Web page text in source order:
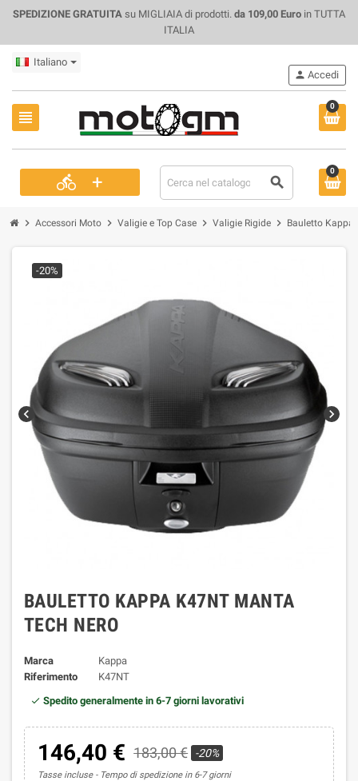
SPEDIZIONE GRATUITA su MIGLIAIA di prodotti. da 109,00 Euro in TUTTA
ITALIA
Italiano
view_headline
0
directions_bike + search
person Accedi
0
chevron_right Accessori Moto chevron_right Valigie e Top Case chevron_right Valigie Rigide chevron_right Bauletto Kappa
chevron_left chevron_right
-20%
BAULETTO KAPPA K47NT MANTA
TECH NERO
Marca
Kappa
Riferimento
K47NT
Spedito generalmente in 6-7 giorni lavorativi
146,40 € 183,00 € -20%
Tasse incluse Tempo di spedizione in 6-7 giorni